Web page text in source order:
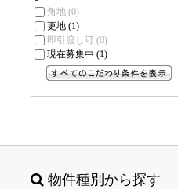
角地 (0)
更地 (1)
即引渡し可 (0)
現在募集中 (1)
物件種別から探す